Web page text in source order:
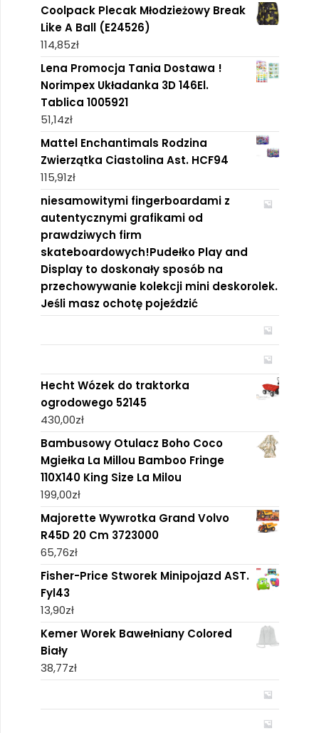
Coolpack Plecak Młodzieżowy Break
Like A Ball (E24526)
114,85zł
Lena Promocja Tania Dostawa !
Norimpex Układanka 3D 146El.
Tablica 1005921
51,14zł
Mattel Enchantimals Rodzina
Zwierzątka Ciastolina Ast. HCF94
115,91zł
niesamowitymi fingerboardami z
autentycznymi grafikami od
prawdziwych firm
skateboardowych!Pudełko Play and
Display to doskonały sposób na
przechowywanie kolekcji mini deskorolek.
Jeśli masz ochotę pojeździć
Hecht Wózek do traktorka
ogrodowego 52145
430,00zł
Bambusowy Otulacz Boho Coco
Mgiełka La Millou Bamboo Fringe
110X140 King Size La Milou
199,00zł
Majorette Wywrotka Grand Volvo
R45D 20 Cm 3723000
65,76zł
Fisher-Price Stworek Minipojazd AST.
Fyl43
13,90zł
Kemer Worek Bawełniany Colored
Biały
38,77zł